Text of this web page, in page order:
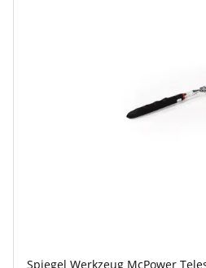
Spiegel Werkzeug McPower